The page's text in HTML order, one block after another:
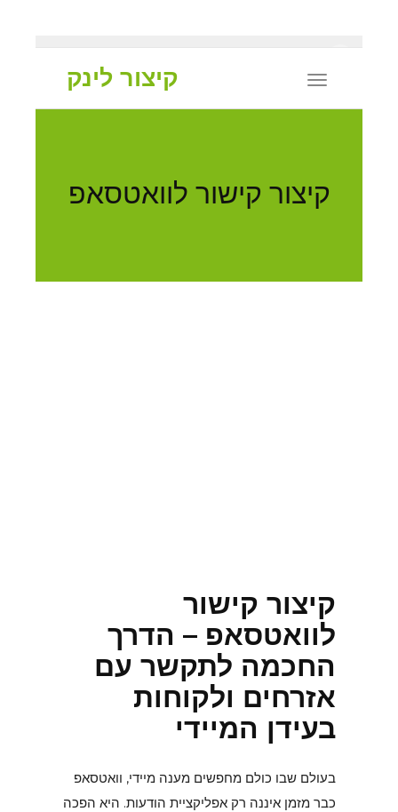
קיצור לינק
Toggle
navigation
קיצור קישור לוואטסאפ
קיצור קישור
לוואטסאפ – הדרך
החכמה לתקשר עם
אזרחים ולקוחות
בעידן המיידי
בעולם שבו כולם מחפשים מענה מיידי, וואטסאפ
כבר מזמן איננה רק אפליקציית הודעות. היא הפכה